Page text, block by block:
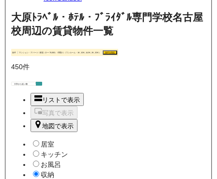
大原ﾄﾗﾍﾞﾙ・ﾎﾃﾙ・ﾌﾞﾗｲﾀﾞﾙ専門学校名古屋
校周辺の賃貸物件一覧
条件 マンション・アパート / 家賃（0 〜 70,000） / 間取り（ワンルーム・1K, 1DK, 1LDK, 2K, 2DK） 条件を指定
450件
リストで表示
写真で表示
地図で表示
居室
キッチン
お風呂
収納